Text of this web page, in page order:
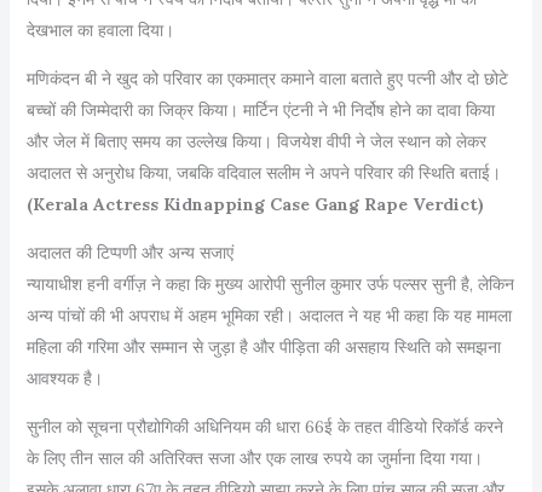
देखभाल का हवाला दिया।
मणिकंदन बी ने खुद को परिवार का एकमात्र कमाने वाला बताते हुए पत्नी और दो छोटे
बच्चों की जिम्मेदारी का जिक्र किया। मार्टिन एंटनी ने भी निर्दोष होने का दावा किया
और जेल में बिताए समय का उल्लेख किया। विजयेश वीपी ने जेल स्थान को लेकर
अदालत से अनुरोध किया, जबकि वदिवाल सलीम ने अपने परिवार की स्थिति बताई।
(Kerala Actress Kidnapping Case Gang Rape Verdict)
अदालत की टिप्पणी और अन्य सजाएं
न्यायाधीश हनी वर्गीज़ ने कहा कि मुख्य आरोपी सुनील कुमार उर्फ पल्सर सुनी है, लेकिन
अन्य पांचों की भी अपराध में अहम भूमिका रही। अदालत ने यह भी कहा कि यह मामला
महिला की गरिमा और सम्मान से जुड़ा है और पीड़िता की असहाय स्थिति को समझना
आवश्यक है।
सुनील को सूचना प्रौद्योगिकी अधिनियम की धारा 66ई के तहत वीडियो रिकॉर्ड करने
के लिए तीन साल की अतिरिक्त सजा और एक लाख रुपये का जुर्माना दिया गया।